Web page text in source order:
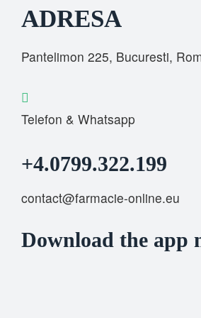
ADRESA
Pantelimon 225, Bucuresti,
Telefon & Whatsapp
+4.0799.322.199
contact@farmacie-online.eu
Download the app